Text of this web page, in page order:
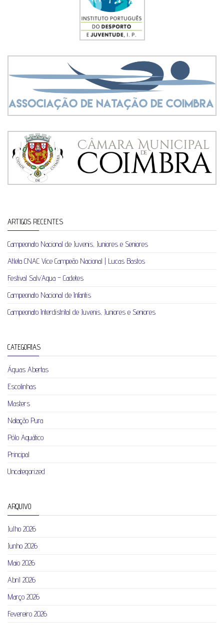
ARTIGOS RECENTES
Campeonato Nacional de Juvenis, Juniores e Seniores
Atleta CNAC Vice Campeão Nacional | Lucas Bastos
Festival Salv’Aqua – Cadetes
Campeonato Nacional de Infantis
Campeonato Interdistrital de Juvenis, Juniores e Seniores
CATEGORIAS
Águas Abertas
Escolinhas
Masters
Natação Pura
Pólo Aquático
Principal
Uncategorized
ARQUIVO
Julho 2026
Junho 2026
Maio 2026
Abril 2026
Março 2026
Fevereiro 2026